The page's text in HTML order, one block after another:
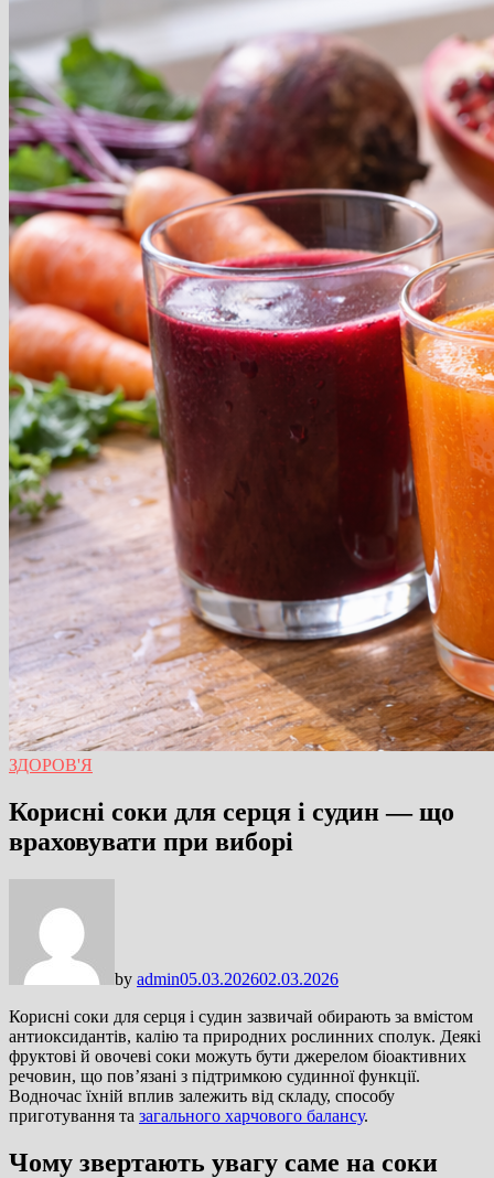
ЗДОРОВ'Я
Корисні соки для серця і судин — що
враховувати при виборі
by admin05.03.202602.03.2026
Корисні соки для серця і судин зазвичай обирають за вмістом
антиоксидантів, калію та природних рослинних сполук. Деякі
фруктові й овочеві соки можуть бути джерелом біоактивних
речовин, що пов’язані з підтримкою судинної функції.
Водночас їхній вплив залежить від складу, способу
приготування та загального харчового балансу.
Чому звертають увагу саме на соки